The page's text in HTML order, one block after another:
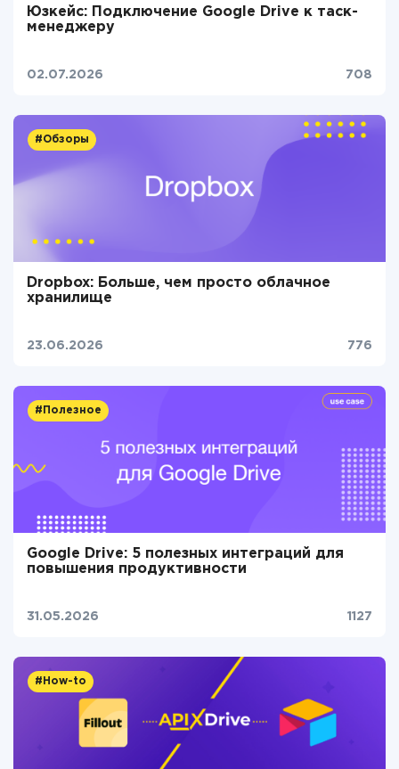
Юзкейс: Подключение Google Drive к таск-
менеджеру
02.07.2026 708
#Обзоры
Dropbox: Больше, чем просто облачное
хранилище
23.06.2026 776
#Полезное
Google Drive: 5 полезных интеграций для
повышения продуктивности
31.05.2026 1127
#How-to